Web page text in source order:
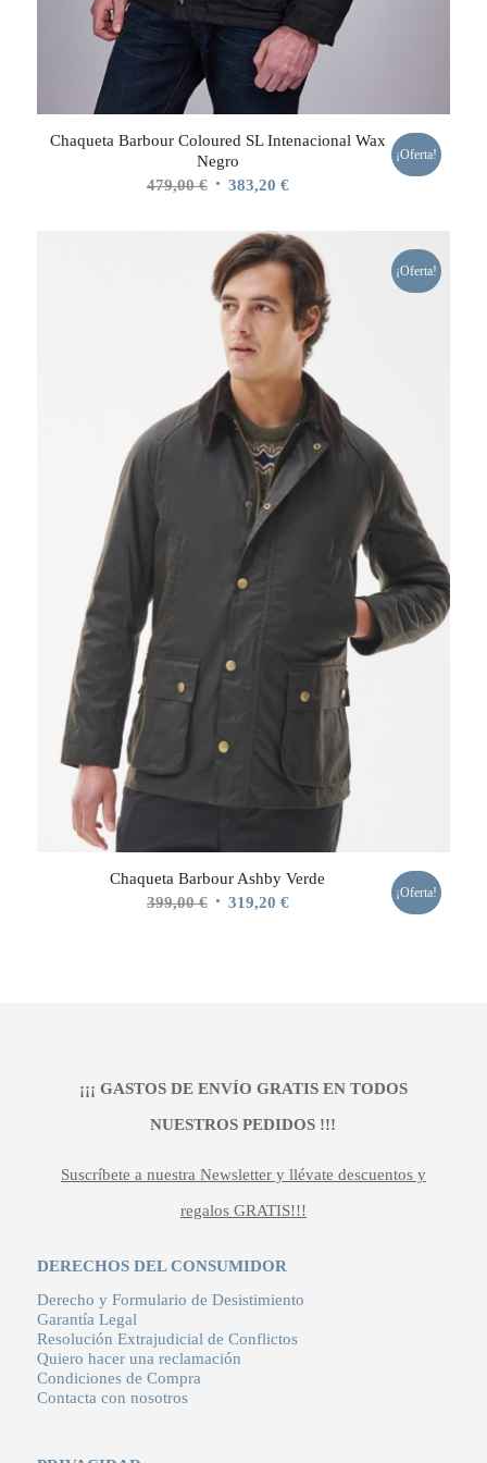
Chaqueta Barbour Coloured SL Intenacional Wax
Negro
479,00€ El
original
era:
479,00 €.
383,20 €El
actual
es:
383,20 €.
¡Oferta!
¡Oferta!
Chaqueta Barbour Ashby Verde
399,00€ El 319,20 €El
¡Oferta!
¡¡¡ GASTOS DE ENVÍO GRATIS EN TODOS
NUESTROS PEDIDOS !!!
Suscríbete a nuestra Newsletter y llévate descuentos y
regalos GRATIS!!!
DERECHOS DEL CONSUMIDOR
Derecho y Formulario de Desistimiento
Garantía Legal
Resolución Extrajudicial de Conflictos
Quiero hacer una reclamación
Condiciones de Compra
Contacta con nosotros